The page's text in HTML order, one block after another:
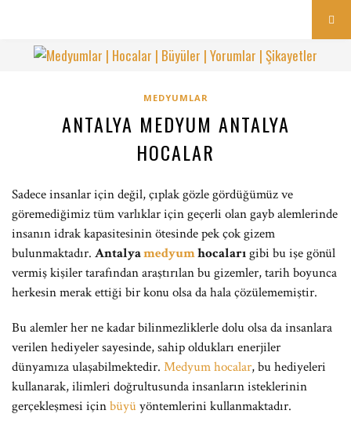
MEDYUMLAR
ANTALYA MEDYUM ANTALYA
HOCALAR
Sadece insanlar için değil, çıplak gözle gördüğümüz ve
göremediğimiz tüm varlıklar için geçerli olan gayb alemlerinde
insanın idrak kapasitesinin ötesinde pek çok gizem
bulunmaktadır. Antalyamedyumhocalarıgibi bu işe gönül
vermiş kişiler tarafından araştırılan bu gizemler, tarih boyunca
herkesin merak ettiği bir konu olsa da hala çözülememiştir.
Bu alemler her ne kadar bilinmezliklerle dolu olsa da insanlara
verilen hediyeler sayesinde, sahip oldukları enerjiler
dünyamıza ulaşabilmektedir. Medyum hocalar, bu hediyeleri
kullanarak, ilimleri doğrultusunda insanların isteklerinin
gerçekleşmesi içinbüyüyöntemlerini kullanmaktadır.